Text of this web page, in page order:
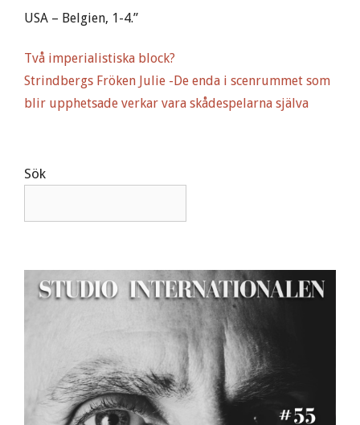
USA – Belgien, 1-4.”
Två imperialistiska block?
Strindbergs Fröken Julie -De enda i scenrummet som
blir upphetsade verkar vara skådespelarna själva
Sök